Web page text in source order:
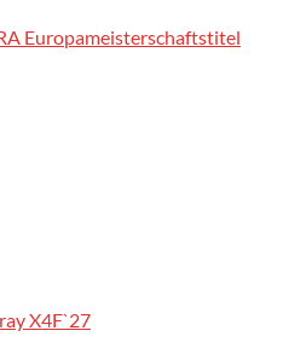
Europameisterschaftstitel
X4F`27